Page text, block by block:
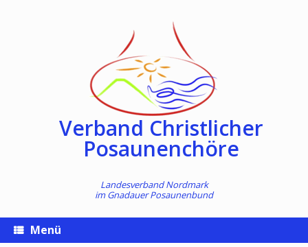
Verband Christlicher
Posaunenchöre
Landesverband Nordmark
imGnadauer Posaunenbund
Menü